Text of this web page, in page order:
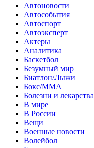
Автоновости
Автособытия
Автоспорт
Автоэксперт
Актеры
Аналитика
Баскетбол
Безумный мир
Биатлон/Лыжи
Бокс/MMA
Болезни и лекарства
В мире
В России
Вещи
Военные новости
Волейбол